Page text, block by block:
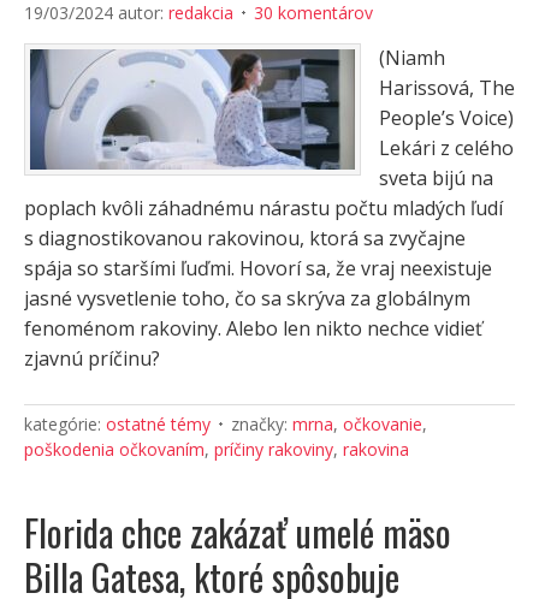
19/03/2024 autor: redakcia 30 komentárov
(Niamh
Harissová, The
People’s Voice)
Lekári z celého
sveta bijú na
poplach kvôli záhadnému nárastu počtu mladých ľudí
s diagnostikovanou rakovinou, ktorá sa zvyčajne
spája so staršími ľuďmi. Hovorí sa, že vraj neexistuje
jasné vysvetlenie toho, čo sa skrýva za globálnym
fenoménom rakoviny. Alebo len nikto nechce vidieť
zjavnú príčinu?
kategórie: ostatné témy značky: mrna, očkovanie,
poškodenia očkovaním, príčiny rakoviny, rakovina
Florida chce zakázať umelé mäso
Billa Gatesa, ktoré spôsobuje